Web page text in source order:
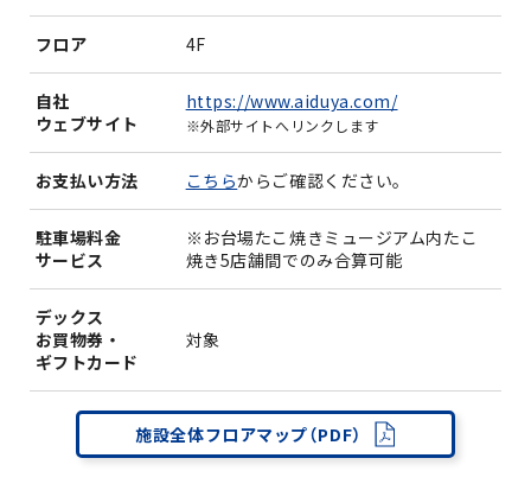
フロア 4F
自社
ウェブサイト
https://www.aiduya.com/
※外部サイトへリンクします
お支払い方法 こちらからご確認ください。
駐車場料金
サービス
※お台場たこ焼きミュージアム内たこ
焼き5店舗間でのみ合算可能
デックス
お買物券・
ギフトカード
対象
施設全体フロアマップ（PDF）